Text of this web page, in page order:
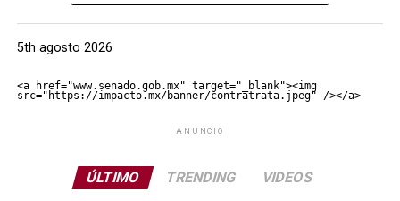
5th agosto 2026
<a href="www.senado.gob.mx" target="_blank"><img
src="https://impacto.mx/banner/contratrata.jpeg" /></a>
ANUNCIO
ÚLTIMO TRENDING VIDEOS